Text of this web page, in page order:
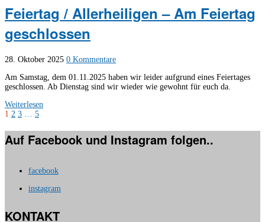
Feiertag / Allerheiligen – Am Feiertag
geschlossen
28. Oktober 2025 0 Kommentare
Am Samstag, dem 01.11.2025 haben wir leider aufgrund eines Feiertages
geschlossen. Ab Dienstag sind wir wieder wie gewohnt für euch da.
Weiterlesen
1 2 3 5
Auf Facebook und Instagram folgen..
facebook
instagram
KONTAKT